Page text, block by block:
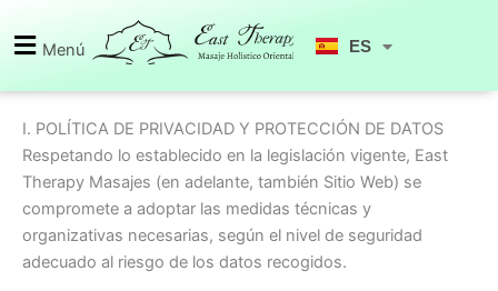
Menú ES
CA
I. POLÍTICA DE PRIVACIDAD Y PROTECCIÓN DE DATOS
Respetando lo establecido en la legislación vigente, East
Therapy Masajes (en adelante, también Sitio Web) se
compromete a adoptar las medidas técnicas y
organizativas necesarias, según el nivel de seguridad
adecuado al riesgo de los datos recogidos.